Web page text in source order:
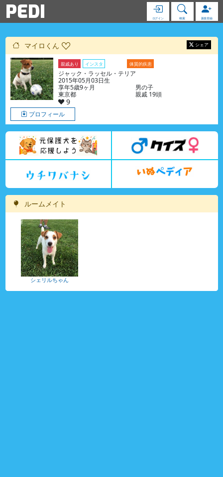
PEDI ログイン 検索 新規登録
マイロくん シェア
親戚あり インスタ 体質的疾患
ジャック・ラッセル・テリア
2015年05月03日生
享年5歳9ヶ月
男の子
東京都
親戚 19頭
9
プロフィール
ルームメイト
シェリルちゃん